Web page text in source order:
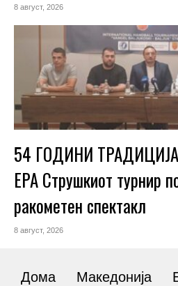
8 август, 2026
54 ГОДИНИ
ЕРА Струшкиот турнир
ракометен спектакл
8 август, 2026
Дома Македонија